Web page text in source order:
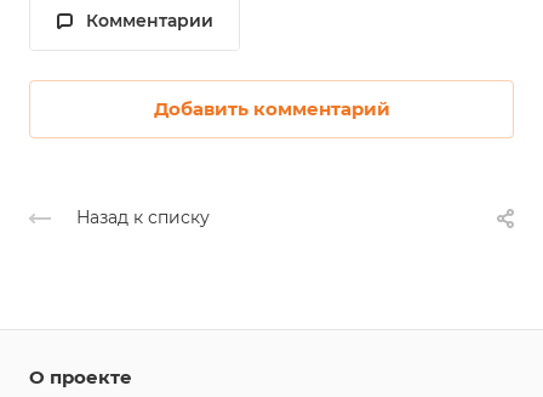
Комментарии
Добавить комментарий
Назад к списку
О проекте